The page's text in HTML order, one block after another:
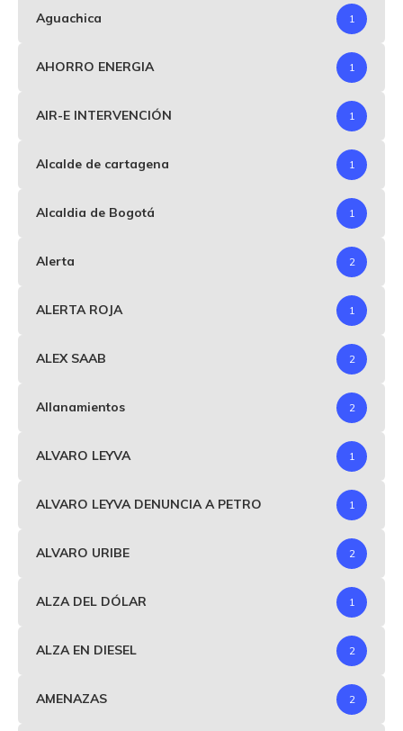
Aguachica 1
AHORRO ENERGIA 1
AIR-E INTERVENCIÓN 1
Alcalde de cartagena 1
Alcaldia de Bogotá 1
Alerta 2
ALERTA ROJA 1
ALEX SAAB 2
Allanamientos 2
ALVARO LEYVA 1
ALVARO LEYVA DENUNCIA A PETRO 1
ALVARO URIBE 2
ALZA DEL DÓLAR 1
ALZA EN DIESEL 2
AMENAZAS 2